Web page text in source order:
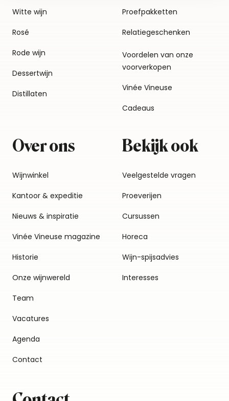
Witte wijn
Rosé
Rode wijn
Dessertwijn
Distillaten
Proefpakketten
Relatiegeschenken
Voordelen van onze
voorverkopen
Vinée Vineuse
Cadeaus
Over ons
Wijnwinkel
Kantoor & expeditie
Nieuws & inspiratie
Vinée Vineuse magazine
Historie
Onze wijnwereld
Team
Vacatures
Agenda
Contact
Bekijk ook
Veelgestelde vragen
Proeverijen
Cursussen
Horeca
Wijn-spijsadvies
Interesses